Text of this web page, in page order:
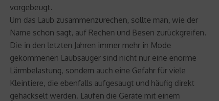
vorgebeugt.
Um das Laub zusammenzurechen, sollte man, wie der
Name schon sagt, auf Rechen und Besen zurückgreifen.
Die in den letzten Jahren immer mehr in Mode
gekommenen Laubsauger sind nicht nur eine enorme
Lärmbelastung, sondern auch eine Gefahr für viele
Kleintiere, die ebenfalls aufgesaugt und häufig direkt
gehäckselt werden. Laufen die Geräte mit einem